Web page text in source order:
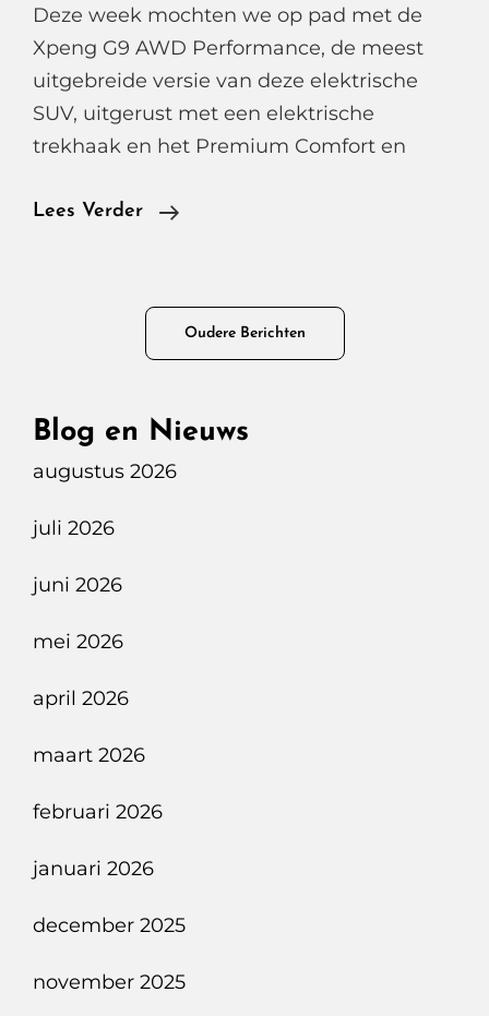
Deze week mochten we op pad met de
Xpeng G9 AWD Performance, de meest
uitgebreide versie van deze elektrische
SUV, uitgerust met een elektrische
trekhaak en het Premium Comfort en
Lees Verder
Xpeng
Performance
Berichtennavigatie
Oudere Berichten
Blog en Nieuws
augustus 2026
juli 2026
juni 2026
mei 2026
april 2026
maart 2026
februari 2026
januari 2026
december 2025
november 2025